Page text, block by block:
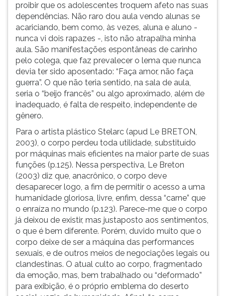
proibir que os adolescentes troquem afeto nas suas
dependências. Não raro dou aula vendo alunas se
acariciando, bem como, às vezes, aluna e aluno -
nunca vi dois rapazes -, isto não atrapalha minha
aula. São manifestações espontâneas de carinho
pelo colega, que faz prevalecer o lema que nunca
devia ter sido aposentado: “Faça amor, não faça
guerra”. O que não teria sentido, na sala de aula,
seria o “beijo francês” ou algo aproximado, além de
inadequado, é falta de respeito, independente de
gênero.
Para o artista plástico Stelarc (apud Le BRETON,
2003), o corpo perdeu toda utilidade, substituído
por máquinas mais eficientes na maior parte de suas
funções (p.125). Nessa perspectiva, Le Breton
(2003) diz que, anacrônico, o corpo deve
desaparecer logo, a fim de permitir o acesso a uma
humanidade gloriosa, livre, enfim, dessa “carne” que
o enraíza no mundo (p.123). Parece-me que o corpo
já deixou de existir, mas justaposto aos sentimentos,
o que é bem diferente. Porém, duvido muito que o
corpo deixe de ser a máquina das performances
sexuais, e de outros meios de negociações legais ou
clandestinas. O atual culto ao corpo, fragmentado
da emoção, mas, bem trabalhado ou “deformado”
para exibição, é o próprio emblema do deserto